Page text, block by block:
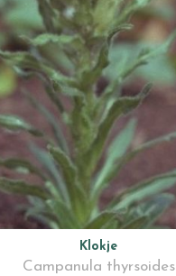
Klokje
Campanula thyrsoides